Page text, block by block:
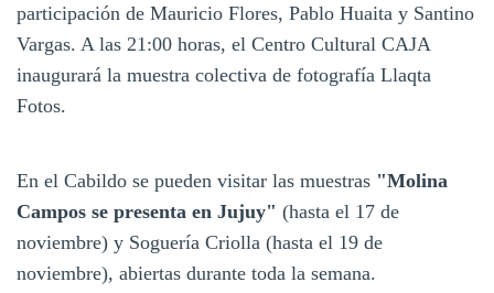
participación de Mauricio Flores, Pablo Huaita y Santino
Vargas. A las 21:00 horas, el Centro Cultural CAJA
inaugurará la muestra colectiva de fotografía Llaqta
Fotos.
En el Cabildo se pueden visitar las muestras "Molina
Campos se presenta en Jujuy" (hasta el 17 de
noviembre) y Soguería Criolla (hasta el 19 de
noviembre), abiertas durante toda la semana.